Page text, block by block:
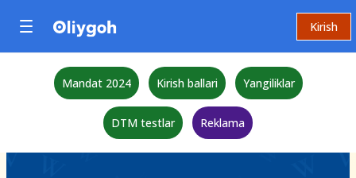
Kirish
Mandat 2024 Kirish ballari Yangiliklar
DTM testlar Reklama